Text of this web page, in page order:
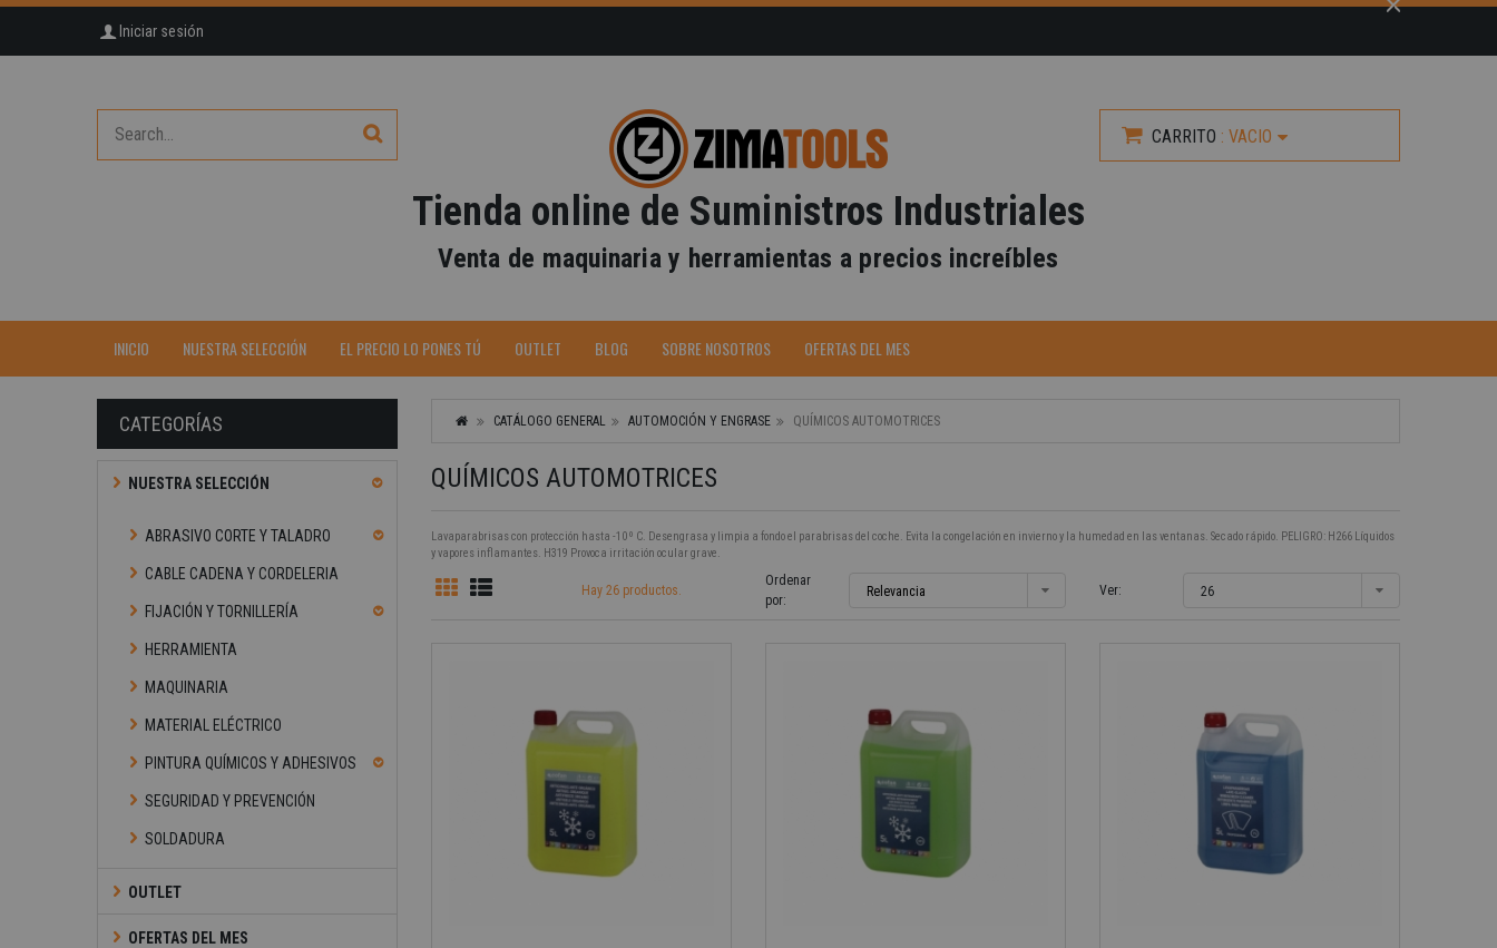
Iniciar sesión
CARRITO : VACIO
Tienda online de Suministros Industriales
Venta de maquinaria y herramientas a precios increíbles
INICIO NUESTRA SELECCIÓN EL PRECIO LO PONES TÚ OUTLET BLOG SOBRE NOSOTROS OFERTAS DEL MES
CATEGORÍAS
NUESTRA SELECCIÓN
ABRASIVO CORTE Y TALADRO
CABLE CADENA Y CORDELERIA
FIJACIÓN Y TORNILLERÍA
HERRAMIENTA
MAQUINARIA
MATERIAL ELÉCTRICO
PINTURA QUÍMICOS Y ADHESIVOS
SEGURIDAD Y PREVENCIÓN
SOLDADURA
OUTLET
OFERTAS DEL MES
CATÁLOGO GENERAL AUTOMOCIÓN Y ENGRASE QUÍMICOS AUTOMOTRICES
QUÍMICOS AUTOMOTRICES
Lavaparabrisas con protección hasta -10 º C. Desengrasa y limpia a fondo el parabrisas del coche. Evita la congelación en invierno y la humedad en las ventanas. Secado rápido. PELIGRO: H266 Líquidos
y vapores inflamantes. H319 Provoca irritación ocular grave.
Hay 26 productos.
Ordenar
por:
Relevancia Ver: 26